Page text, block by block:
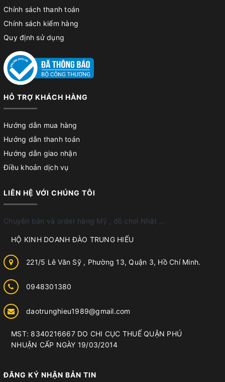
Chính sách thanh toán
Chính sách kiểm hàng
Quy định sử dụng
HỖ TRỢ KHÁCH HÀNG
Hướng dẫn mua hàng
Hướng dẫn thanh toán
Hướng dẫn giao nhận
Điều khoản dịch vụ
LIÊN HỆ VỚI CHÚNG TÔI
Chuyên bán và order hàng Mỹ , đồ chơi Nhật ...
HỘ KINH DOANH ĐÀO TRUNG HIẾU
221/5 Lê Văn Sỹ , Phường 13, Quận 3, Hồ Chí Minh.
0948301380
daotrunghieu1989@gmail.com
MST: 8340216667 DO CHI CỤC THUẾ QUẬN PHÚ
NHUẬN CẤP NGÀY 19/03/2014
ĐĂNG KÝ NHẬN BẢN TIN